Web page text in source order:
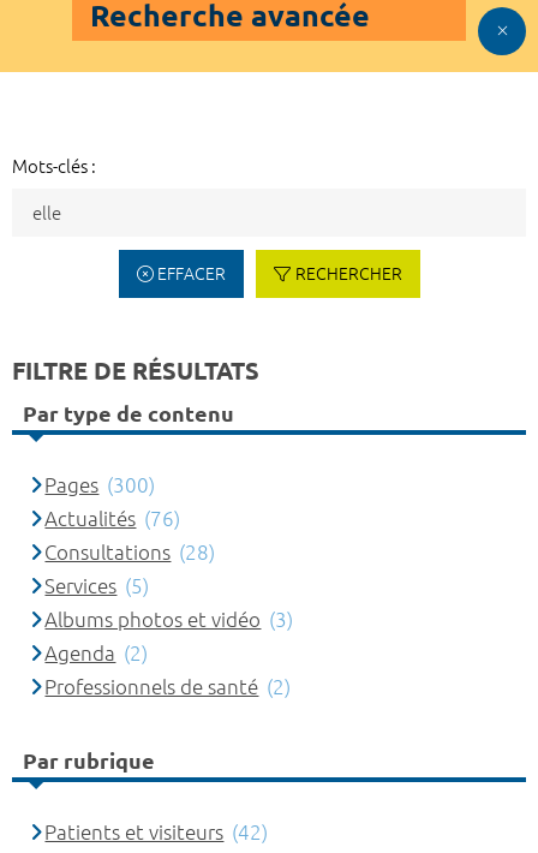
Recherche avancée
Mots-clés :
EFFACER RECHERCHER
FILTRE DE RÉSULTATS
Par type de contenu
Pages (300)
Actualités (76)
Consultations (28)
Services (5)
Albums photos et vidéo (3)
Agenda (2)
Professionnels de santé (2)
Par rubrique
Patients et visiteurs (42)